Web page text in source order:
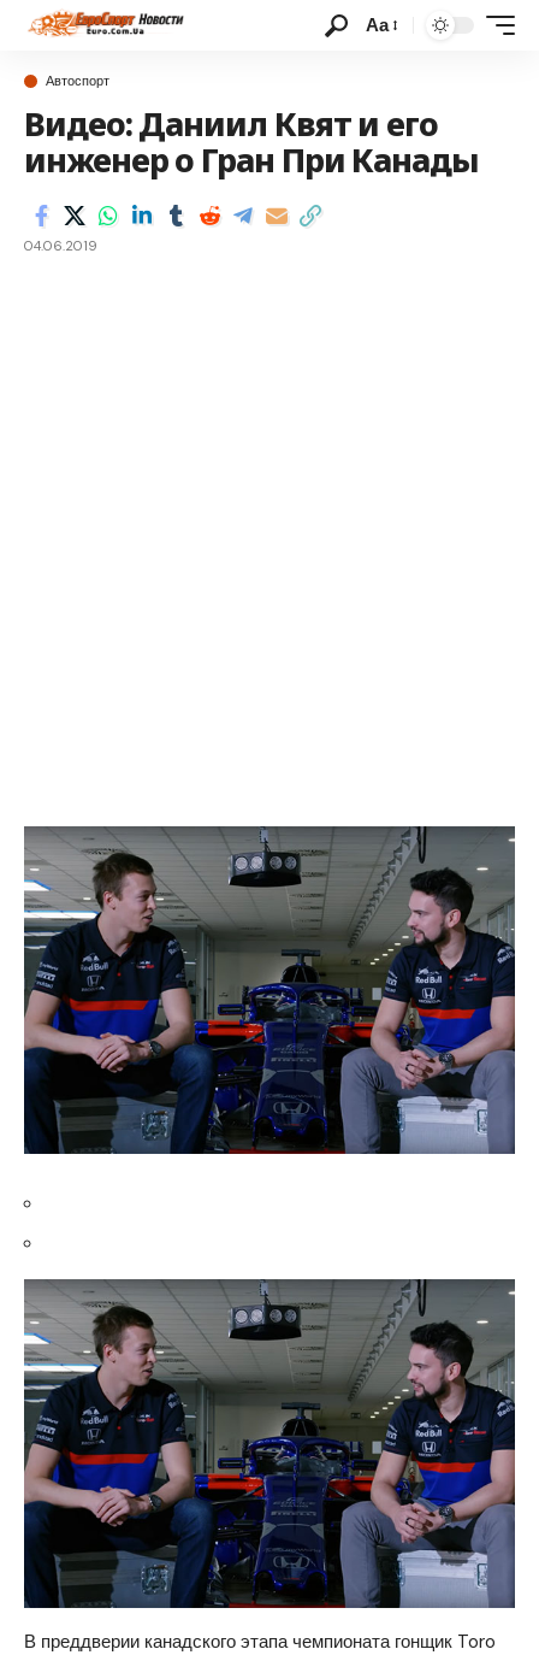
Аа
Автоспорт
Видео: Даниил Квят и его
инженер о Гран При Канады
04.06.2019
В преддверии канадского этапа чемпионата гонщик Toro